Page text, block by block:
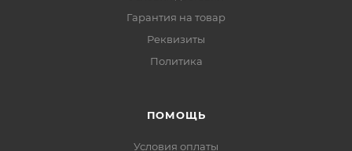
Гарантия на товар
Реквизиты
Политика
ПОМОЩЬ
Условия оплаты